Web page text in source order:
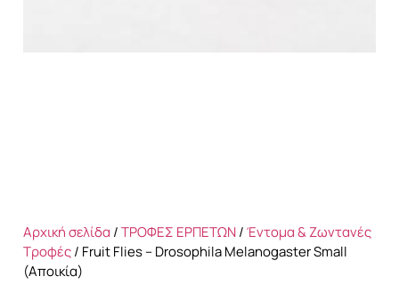
Αρχική σελίδα /ΤΡΟΦΕΣ ΕΡΠΕΤΩΝ/Έντομα & Ζωντανές
Τροφές/ Fruit Flies – Drosophila Melanogaster Small
(Αποικία)